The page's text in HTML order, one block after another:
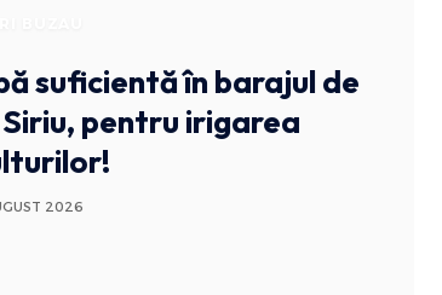
suficientă în barajul de
pentru irigarea
2026